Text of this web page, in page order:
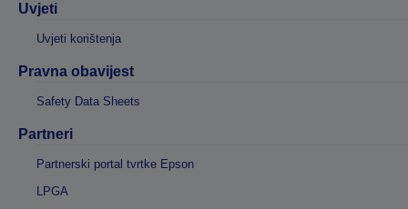
Uvjeti
Uvjeti korištenja
Pravna obavijest
Safety Data Sheets
Partneri
Partnerski portal tvrtke Epson
LPGA